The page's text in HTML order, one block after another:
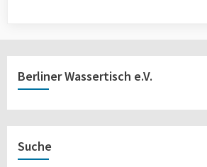
Berliner Wassertisch e.V.
Suche